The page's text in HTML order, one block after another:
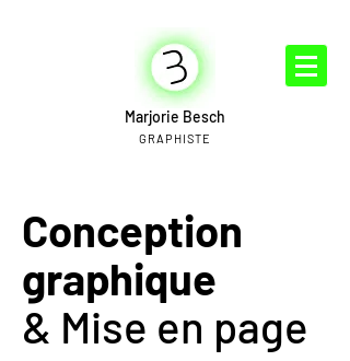
Marjorie Besch
GRAPHISTE
Conception
graphique
& Mise en page